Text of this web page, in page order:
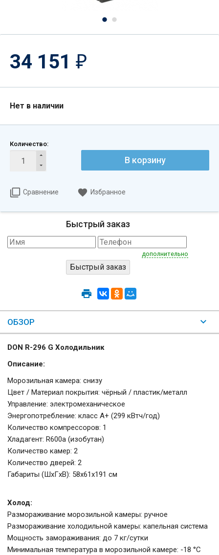
34 151 ₽
Нет в наличии
Количество:
В корзину
Сравнение Избранное
Быстрый заказ
дополнительно
ОБЗОР
DON R-296 G Холодильник
Описание:
Морозильная камера: снизу
Цвет / Материал покрытия: чёрный / пластик/металл
Управление: электромеханическое
Энергопотребление: класс A+ (299 кВтч/год)
Количество компрессоров: 1
Хладагент: R600a (изобутан)
Количество камер: 2
Количество дверей: 2
Габариты (ШxГxВ): 58x61x191 см
Холод:
Размораживание морозильной камеры: ручное
Размораживание холодильной камеры: капельная система
Мощность замораживания: до 7 кг/cутки
Минимальная температура в морозильной камере: -18 °C